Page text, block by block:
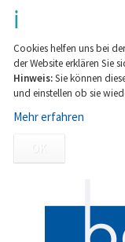
Cookies helfen uns bei
der Website erklären Sie
Hinweis:Sie können
und einstellen ob sie
Mehr erfahren
OK